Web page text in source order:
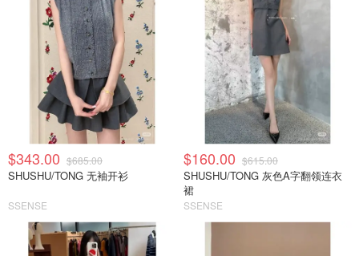
$343.00 $685.00
SHUSHU/TONG 无袖开衫
SSENSE
$160.00 $615.00
SHUSHU/TONG 灰色A字翻领连衣
裙
SSENSE